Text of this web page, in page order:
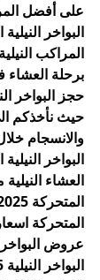
على أفضل
برحلة العشاء
حجز البواخر
حيث نأخذكم
والانسجام
البواخر
العشاء